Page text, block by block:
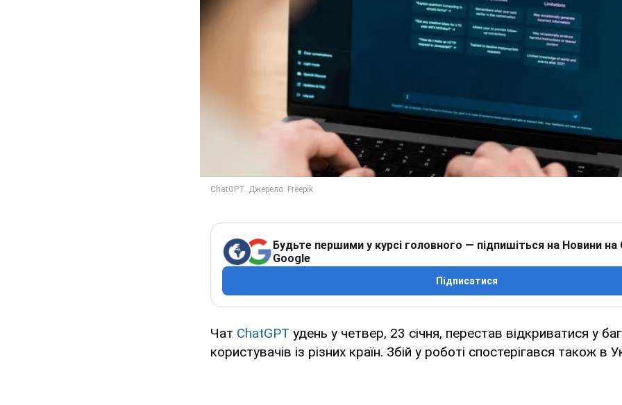
Будьте першими у курсі головного — підпишіться на Новини на
Google
Підписатися
Чат ChatGPT удень у четвер, 23 січня, перестав відкриватися у
користувачів із різних країн. Збій у роботі спостерігався також в